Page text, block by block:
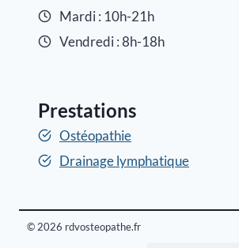
Mardi : 10h-21h
Vendredi : 8h-18h
Prestations
Ostéopathie
Drainage lymphatique
© 2026 rdvosteopathe.fr